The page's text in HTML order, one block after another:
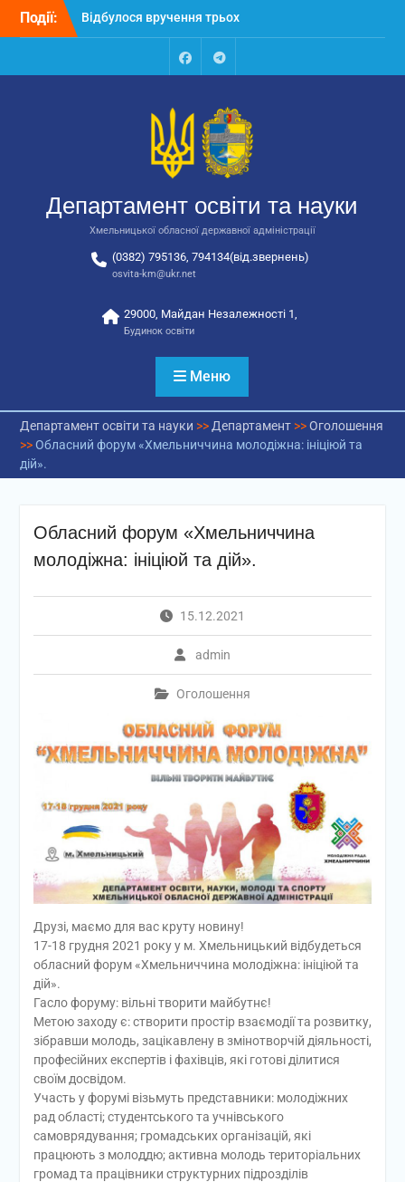
Перейти
Події:
Відбулося вручення трьох
автобусів для потреб
Відбулося засідання
освіти та науки обласної
державної адміністрації
Відбулась обласна
національно-патріотичне
виховання
FacebookTalegram
Департамент освіти та науки
Хмельницької обласної державної адміністрації
(0382) 795136, 794134(від.звернень)
osvita-km@ukr.net
29000, Майдан Незалежності 1,
Будинок освіти
Меню
Департамент освіти та науки >> Департамент>>Оголошення
>> Обласний форум «Хмельниччина молодіжна: ініціюй та
дій».
Обласний форум «Хмельниччина
молодіжна: ініціюй та дій».
15.12.2021
admin
Оголошення
Друзі, маємо для вас круту новину!
17-18 грудня 2021 року у м. Хмельницький відбудеться
обласний форум «Хмельниччина молодіжна: ініціюй та
дій».
Гасло форуму: вільні творити майбутнє!
Метою заходу є: створити простір взаємодії та розвитку,
зібравши молодь, зацікавлену в змінотворчій діяльності,
професійних експертів і фахівців, які готові ділитися
своїм досвідом.
Участь у форумі візьмуть представники: молодіжних
рад області; студентського та учнівського
самоврядування; громадських організацій, які
працюють з молоддю; активна молодь територіальних
громад та працівники структурних підрозділів